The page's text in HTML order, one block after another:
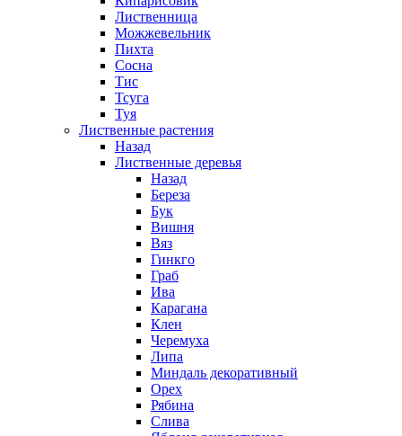
Лиственница
Можжевельник
Пихта
Сосна
Тис
Тсуга
Туя
Лиственные растения
Назад
Лиственные деревья
Назад
Береза
Бук
Вишня
Вяз
Гинкго
Граб
Ива
Карагана
Клен
Черемуха
Липа
Миндаль декоративный
Орех
Рябина
Слива